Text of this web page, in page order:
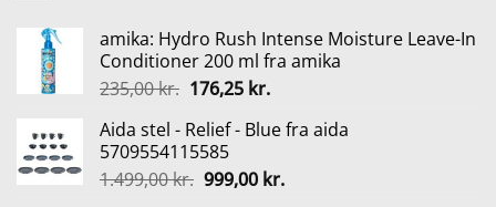
amika: Hydro Rush Intense Moisture Leave-In
Conditioner 200 ml fra amika
235,00kr. Den
pris
var:
235,00 kr..
176,25 kr.Den
pris
176,25 kr..
Aida stel - Relief - Blue fra aida
5709554115585
1.499,00kr. Den
999,00 kr.Den